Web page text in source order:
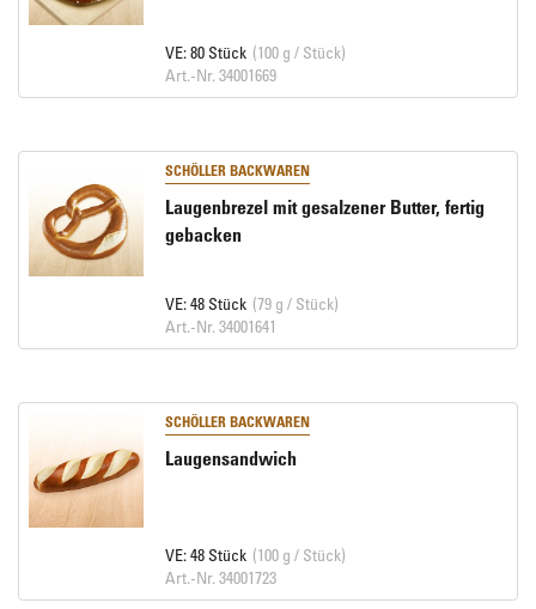
VE: 80 Stück (100 g / Stück)
Art.-Nr. 34001669
SCHÖLLER BACKWAREN
Laugenbrezel mit gesalzener Butter, fertig
gebacken
VE: 48 Stück (79 g / Stück)
Art.-Nr. 34001641
SCHÖLLER BACKWAREN
Laugensandwich
VE: 48 Stück (100 g / Stück)
Art.-Nr. 34001723